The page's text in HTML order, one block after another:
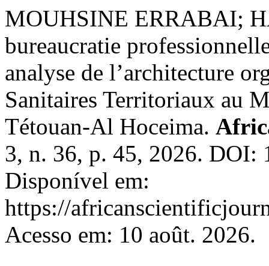
MOUHSINE ERRABAI;
bureaucratie
analyse de l’architecture
Sanitaires Territoriaux au
Tétouan-Al Hoceima.
3, n. 36, p. 45, 2026. DOI:
Disponível em:
https://
Acesso em: 10 août. 2026.